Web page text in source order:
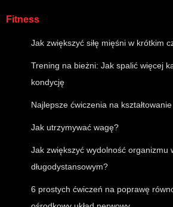
Fitness
Jak zwiększyć siłę mięśni w krótkim
Trening na bieżni: Jak spalić więcej
kondycję
Najlepsze ćwiczenia na
Jak utrzymywać wagę?
Jak zwiększyć wydolność organizmu
długodystansowym?
6 prostych ćwiczeń na poprawę